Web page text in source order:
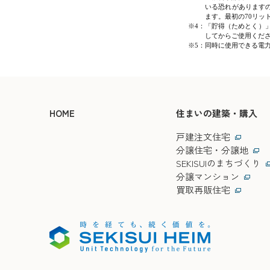
いる恐れがあります
ます。最初の70リッ
※4：
「貯得（ためとく
してからご使用くだ
※5： 同時に使用できる電
HOME
住まいの建築・購入
戸建注文住宅
分譲住宅・分譲地
SEKISUIのまちづくり
分譲マンション
買取再販住宅